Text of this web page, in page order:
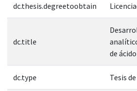
dc.thesis.degreetoobtain
dc.title
de
dc.type Tesis